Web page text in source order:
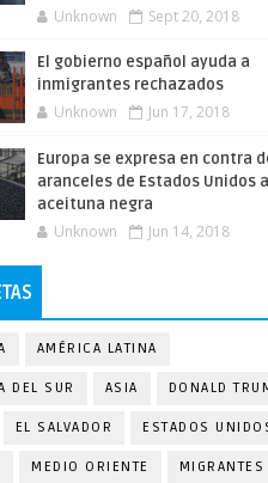
Unknown Sept 20, 2018
El gobierno español ayuda a
inmigrantes rechazados
Unknown Jun 17, 2018
Europa se expresa en contra
aranceles de Estados Unidos
aceituna negra
Unknown Jun 14, 2018
AMÉRICA LATINA
DEL SUR ASIA DONALD
EL SALVADOR ESTADOS
MEDIO ORIENTE MIGRANTES